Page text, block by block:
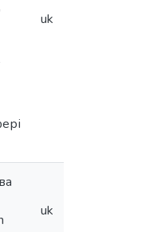
uk
uk